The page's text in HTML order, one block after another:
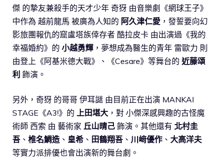
傑 的摯友兼殺手的天才少年 奇犽 由音樂劇《網球王子》
中作為 越前龍馬 被廣為人知的 阿久津仁愛 ，發誓要向幻
影旅團報仇的窟盧塔族倖存者 酷拉皮卡 由出演過《我的
幸福婚約》的 小越勇輝 ，夢想成為醫生的青年 雷歐力 則
由登上《阿基米德大戰》、《Cesare》等舞台的 近藤頌
利 飾演。
另外，奇犽 的哥哥 伊耳謎 由目前正在出演 MANKAI
STAGE《A3!》的
上田堪大 ，對 小傑深感興趣的古怪魔
術師 西索 由 藝術家 丘山晴己 飾演。其他還有 北村圭
吾 、 椎名鯛造 、 皇希 、 田鶴翔吾 、 川﨑優作 、 大高洋夫
等實力派排優也會出演新的舞台劇。